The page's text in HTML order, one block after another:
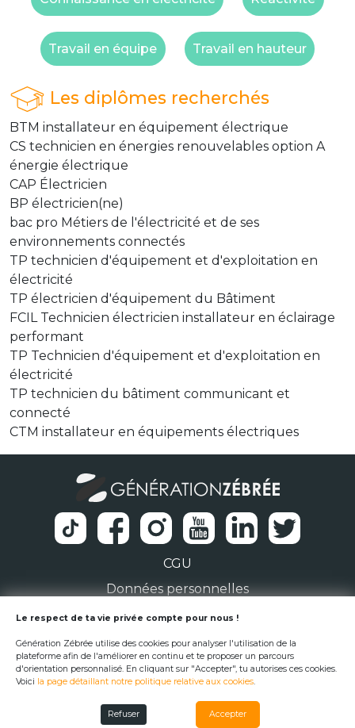
Travail en équipe Travail en hauteur
Les diplômes recherchés
BTM installateur en équipement électrique
CS technicien en énergies renouvelables option A
énergie électrique
CAP Électricien
BP électricien(ne)
bac pro Métiers de l'électricité et de ses
environnements connectés
TP technicien d'équipement et d'exploitation en
électricité
TP électricien d'équipement du Bâtiment
FCIL Technicien électricien installateur en éclairage
performant
TP Technicien d'équipement et d'exploitation en
électricité
TP technicien du bâtiment communicant et
connecté
CTM installateur en équipements électriques
CGU
Données personnelles
1 Rue de la Noë 44300 Nantes
team@generationzebree.fr
© Génération Zébrée 2026
Le respect de ta vie privée compte pour nous !
Génération Zébrée utilise des cookies pour analyser l'utilisation de la
plateforme afin de l'améliorer en continu et te proposer un parcours
d'orientation personnalisé. En cliquant sur "Accepter", tu autorises ces cookies.
Voici la page détaillant notre politique relative aux cookies.
Refuser Accepter